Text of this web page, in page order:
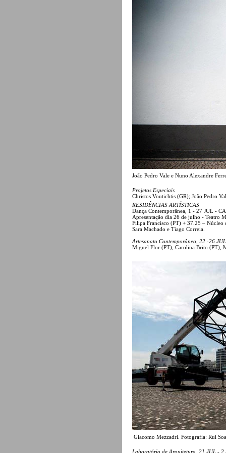
João Pedro Vale e Nuno Alexandre
Projetos Especiais
Christos Voutichtis (GR); João Pedro
RESIDÊNCIAS ARTÍSTICAS
Dança Contemporânea, 1 - 27 JUL -
Apresentação dia 26 de julho - Teatro
Filipa Francisco (PT) + 37.25 – Núcleo
Sara Machado e Tiago Correia.
Artesanato Contemporâneo, 22 -26 JUL
Miguel Flor (PT), Carolina Brito (PT),
Giacomo Mezzadri. Fotografia: Rui
Laboratório de Arquitetura, 21 JUL - 2